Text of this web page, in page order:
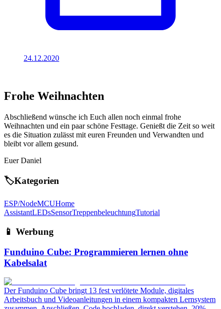
24.12.2020
Frohe Weihnachten
Abschließend wünsche ich Euch allen noch einmal frohe
Weihnachten und ein paar schöne Festtage. Genießt die Zeit so weit
es die Situation zulässt mit euren Freunden und Verwandten und
bleibt vor allem gesund.
Euer Daniel
🏷️Kategorien
ESP/NodeMCUHome
AssistantLEDsSensorTreppenbeleuchtungTutorial
📱 Werbung
Funduino Cube: Programmieren lernen ohne
Kabelsalat
Der Funduino Cube bringt 13 fest verlötete Module, digitales
Arbeitsbuch und Videoanleitungen in einem kompakten Lernsystem